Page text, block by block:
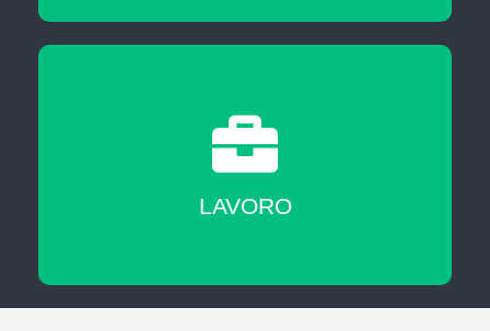
LAVORO
A fine corso sarai messo in contatto con